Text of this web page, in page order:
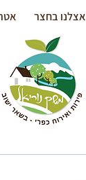
אצלנו בחצר